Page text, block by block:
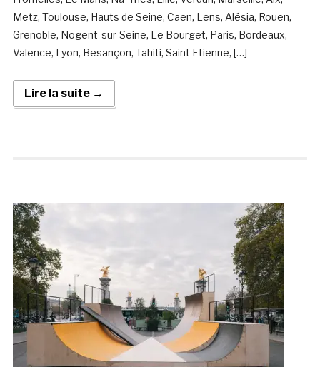
Metz, Toulouse, Hauts de Seine, Caen, Lens, Alésia, Rouen,
Grenoble, Nogent-sur-Seine, Le Bourget, Paris, Bordeaux,
Valence, Lyon, Besançon, Tahiti, Saint Etienne, […]
Lire la suite →